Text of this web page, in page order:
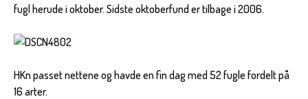
fugl herude i oktober. Sidste oktoberfund er tilbage i 2006.
HKn passet nettene og havde en fin dag med 52 fugle fordelt på
16 arter.